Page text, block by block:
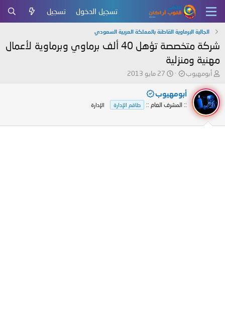
تسجيل الدخول تسجيل
الجالية البرماوية القاطنة بالمملكة العربية السعودي
شركة متخصصة تؤهل 40 ألف برماوي وبرماوية لأعمال
مهنية ومنزلية
ب
د
ئ
ا
ل
م
أبومهيوب
ت
ي
خ
ل
27 مايو 2013
أبومهيوب
:: المشرف العام :: طاقم الإدارة الإدارة